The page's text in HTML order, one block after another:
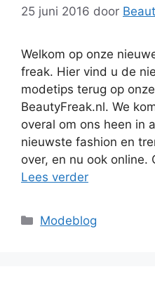
25 juni 2016 door
Welkom op onze
freak. Hier vind u de
modetips terug op
BeautyFreak.nl. We
overal om ons heen in
nieuwste fashion en
over, en nu ook
Lees verder
Categorieën
Modeblog